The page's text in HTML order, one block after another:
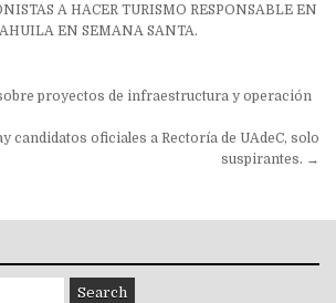
A HACER TURISMO RESPONSABLE EN
EN SEMANA SANTA.
proyectos de infraestructura y operación
candidatos oficiales a Rectoría de UAdeC, solo
suspirantes. →